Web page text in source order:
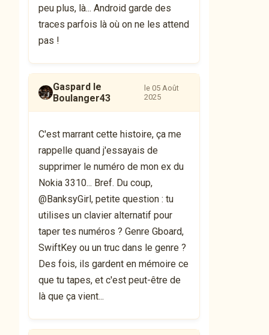
peu plus, là... Android garde des
traces parfois là où on ne les attend
pas !
Gaspard le
Boulanger43
le 05 Août
2025
C'est marrant cette histoire, ça me
rappelle quand j'essayais de
supprimer le numéro de mon ex du
Nokia 3310... Bref. Du coup,
@BanksyGirl, petite question : tu
utilises un clavier alternatif pour
taper tes numéros ? Genre Gboard,
SwiftKey ou un truc dans le genre ?
Des fois, ils gardent en mémoire ce
que tu tapes, et c'est peut-être de
là que ça vient...